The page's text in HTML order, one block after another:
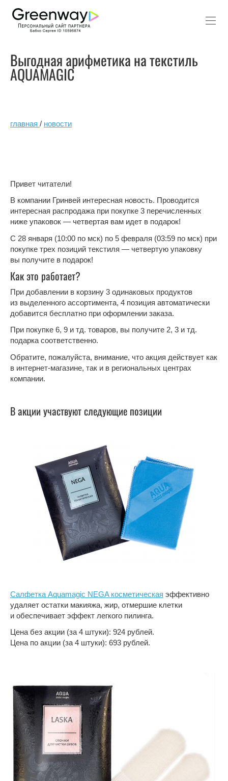
Выгодная арифметика на текстиль
AQUAMAGIC
главная / новости
Привет читатели!
В компании Гринвей интересная новость. Проводится
интересная распродажа при покупке 3 перечисленных
ниже упаковок — четвертая вам идет в подарок!
С 28 января (10:00 по мск) по 5 февраля (03:59 по мск) при
покупке трех позиций текстиля — четвертую упаковку
вы получите в подарок!
Как это работает?
При добавлении в корзину 3 одинаковых продуктов
из выделенного ассортимента, 4 позиция автоматически
добавится бесплатно при оформлении заказа.
При покупке 6, 9 и тд. товаров, вы получите 2, 3 и тд.
подарка соответственно.
Обратите, пожалуйста, внимание, что акция действует как
в интернет-магазине, так и в региональных центрах
компании.
В акции участвуют следующие позиции
Салфетка Aquamagic NEGA косметическая эффективно
удаляет ос­татки макияжа, жир, отмершие клетки
и обеспечивает эффект легкого пилинга.
Цена без акции (за 4 штуки): 924 рублей.
Цена по акции (за 4 штуки): 693 рублей.